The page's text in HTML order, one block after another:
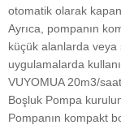
otomatik olarak
Ayrıca, pompanın
küçük alanlarda veya
uygulamalarda
VUYOMUA 20m3/
Boşluk Pompa
Pompanın kompakt